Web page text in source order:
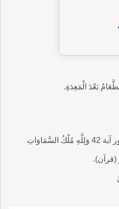
بَعْدَ الْمَعِدَةِ.
1 - حَدَّدَ مَصِيرَهُ : مَآلَهُ.النور آية 42 وَلِلَّهِ مُلْكُ السَّمَاوَاتِ
(قرآن).